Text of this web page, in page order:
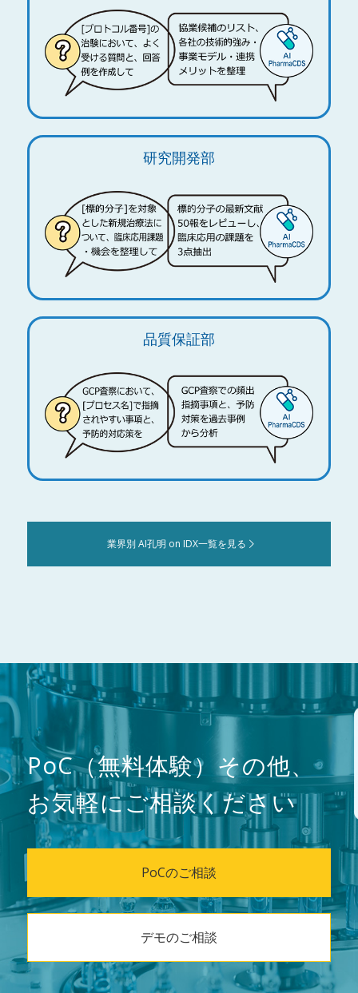
研究開発部
品質保証部
業界別 AI孔明 on IDX一覧を見る
PoC（無料体験）その他、
お気軽にご相談ください
PoCのご相談
デモのご相談